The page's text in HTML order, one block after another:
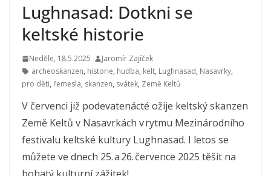
Lughnasad: Dotkni se
keltské historie
Neděle, 18.5.2025
Jaromír Zajíček
archeoskanzen, historie, hudba, kelt, Lughnasad, Nasavrky,
pro děti, řemesla, skanzen, svátek, Země Keltů
V červenci již podevatenácté ožije keltský skanzen
Země Keltů v Nasavrkách v rytmu Mezinárodního
festivalu keltské kultury Lughnasad. I letos se
můžete ve dnech 25. a 26. července 2025 těšit na